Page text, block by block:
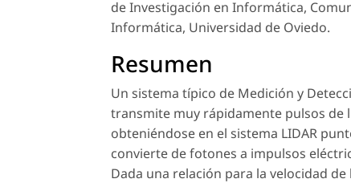
de Investigación en Informática,
Informática, Universidad de Oviedo.
Resumen
Un sistema típico de Medición y
transmite muy rápidamente pulsos de
obteniéndose en el sistema LIDAR
convierte de fotones a impulsos
Dada una relación para la velocidad